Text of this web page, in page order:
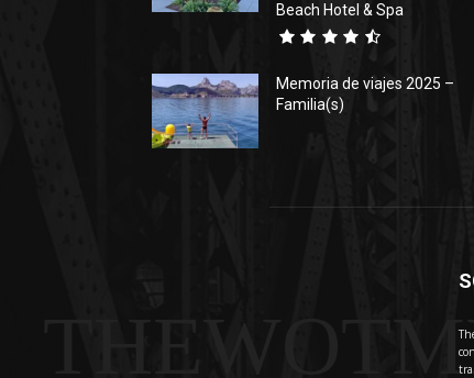
Beach Hotel & Spa
Memoria de viajes 2025 –
Familia(s)